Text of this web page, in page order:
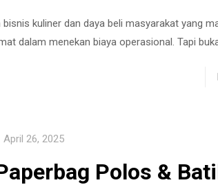
kuliner dan daya beli masyarakat yang
dalam menekan biaya operasional. Tapi
April 26, 2025
Polos &